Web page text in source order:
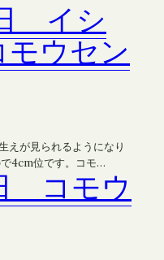
イシ
ウセン
えが見られるようになり
4cm位です。コモ…
コモウ